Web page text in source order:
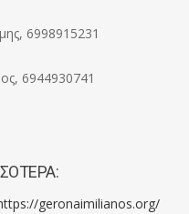
6998915231
6944930741
geronaimilianos.org/